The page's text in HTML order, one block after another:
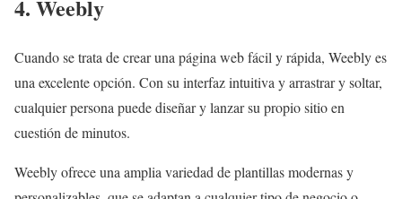
4. Weebly
Cuando se trata de crear una página web fácil y rápida, Weebly es
una excelente opción. Con su interfaz intuitiva y arrastrar y soltar,
cualquier persona puede diseñar y lanzar su propio sitio en
cuestión de minutos.
Weebly ofrece una amplia variedad de plantillas modernas y